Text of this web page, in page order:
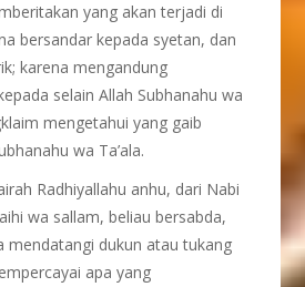
yang akan terjadi di
bersandar kepada syetan, dan
karena mengandung
selain Allah Subhanahu wa
mengetahui yang gaib
wa Ta’ala.
Radhiyallahu anhu, dari Nabi
wa sallam, beliau bersabda,
mendatangi dukun atau tukang
apa yang